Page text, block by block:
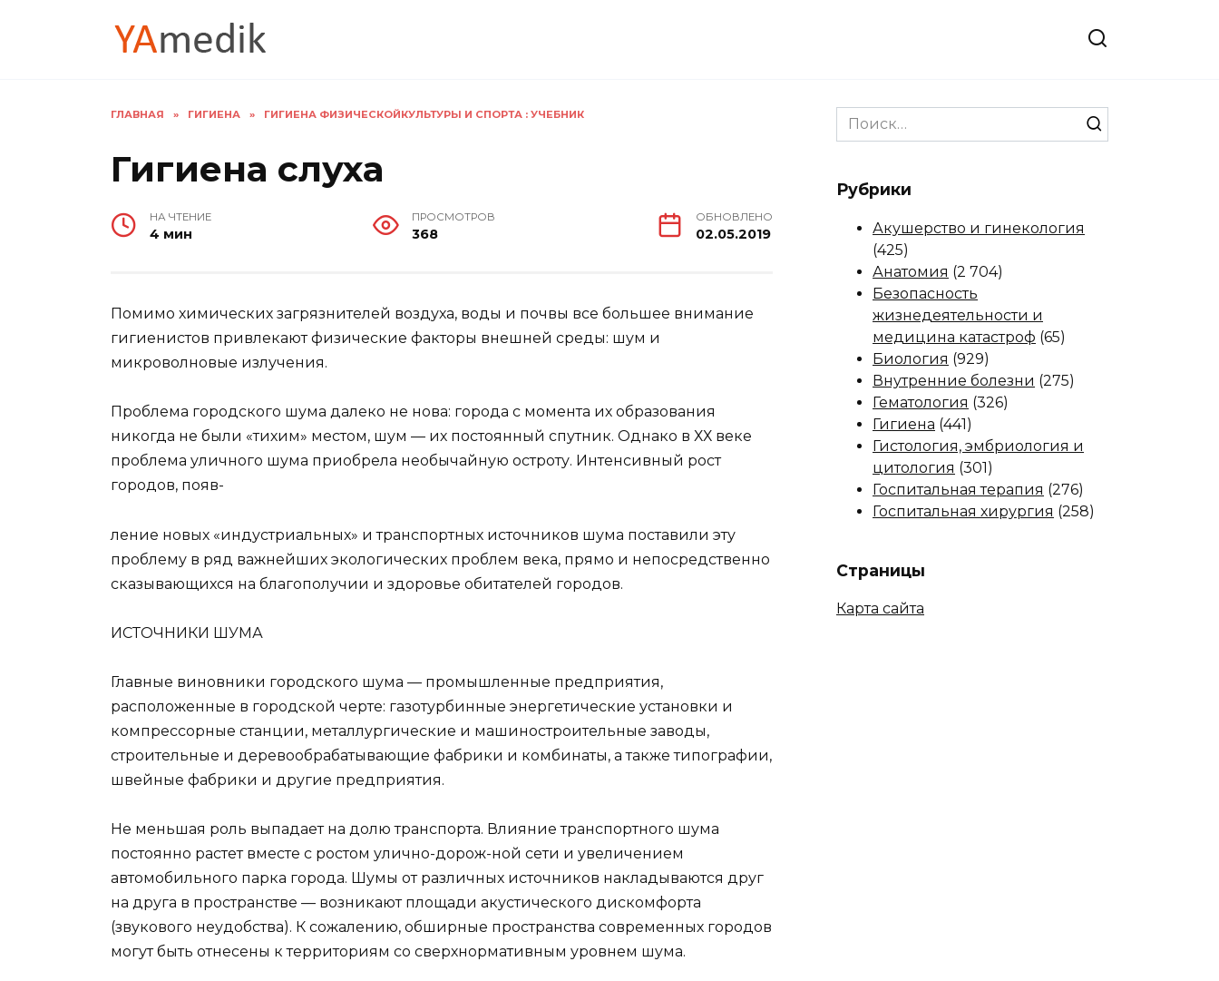
ГЛАВНАЯ » ГИГИЕНА » ГИГИЕНА ФИЗИЧЕСКОЙКУЛЬТУРЫ И СПОРТА : УЧЕБНИК
Гигиена слуха
НА ЧТЕНИЕ
4 мин
ПРОСМОТРОВ
368
ОБНОВЛЕНО
02.05.2019
Помимо химических загрязнителей воздуха, воды и почвы все большее внимание
гигиенистов привлекают физические факторы внешней среды: шум и
микроволновые излучения.
Проблема городского шума далеко не нова: города с момента их образования
никогда не были «тихим» местом, шум — их постоянный спутник. Однако в ХХ веке
проблема уличного шума приобрела необычайную остроту. Интенсивный рост
городов, появ-
ление новых «индустриальных» и транспортных источников шума поставили эту
проблему в ряд важнейших экологических проблем века, прямо и непосредственно
сказывающихся на благополучии и здоровье обитателей городов.
ИСТОЧНИКИ ШУМА
Главные виновники городского шума — промышленные предприятия,
расположенные в городской черте: газотурбинные энергетические установки и
компрессорные станции, металлургические и машиностроительные заводы,
строительные и деревообрабатывающие фабрики и комбинаты, а также типографии,
швейные фабрики и другие предприятия.
Не меньшая роль выпадает на долю транспорта. Влияние транспортного шума
постоянно растет вместе с ростом улично-дорож-ной сети и увеличением
автомобильного парка города. Шумы от различных источников накладываются друг
на друга в пространстве — возникают площади акустического дискомфорта
(звукового неудобства). К сожалению, обширные пространства современных городов
могут быть отнесены к территориям со сверхнормативным уровнем шума.
Search
for:
Рубрики
Акушерство и гинекология
(425)
Анатомия (2 704)
Безопасность
жизнедеятельности и
медицина катастроф (65)
Биология (929)
Внутренние болезни (275)
Гематология (326)
Гигиена (441)
Гистология, эмбриология и
цитология (301)
Госпитальная терапия (276)
Госпитальная хирургия (258)
Страницы
Карта сайта